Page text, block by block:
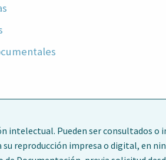
intelectual. Pueden ser consultados o
reproducción impresa o digital, en